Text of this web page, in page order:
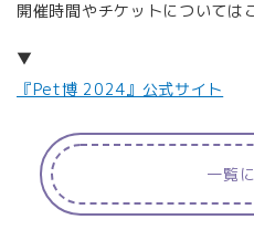
開催時間やチケットについては
▼
『Pet博 2024』公式サイト
一覧